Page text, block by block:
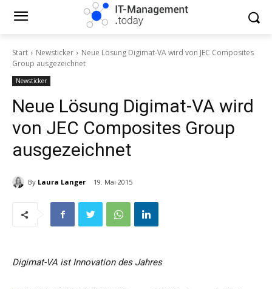
Start Newsticker
Neue Lösung Digimat-VA wird von JEC Composites
Group ausgezeichnet
Newsticker
Neue Lösung Digimat-VA wird
von JEC Composites Group
ausgezeichnet
By Laura Langer 19. Mai 2015
Digimat-VA ist Innovation des Jahres